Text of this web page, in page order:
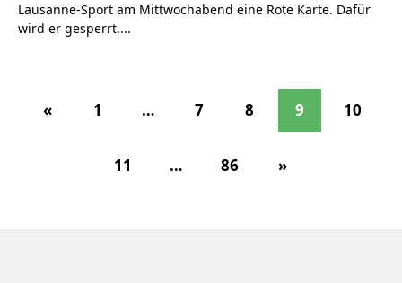
Lausanne-Sport am Mittwochabend eine Rote Karte. Dafür
wird er gesperrt....
« 1 … 7 8 9 10
11 … 86 »